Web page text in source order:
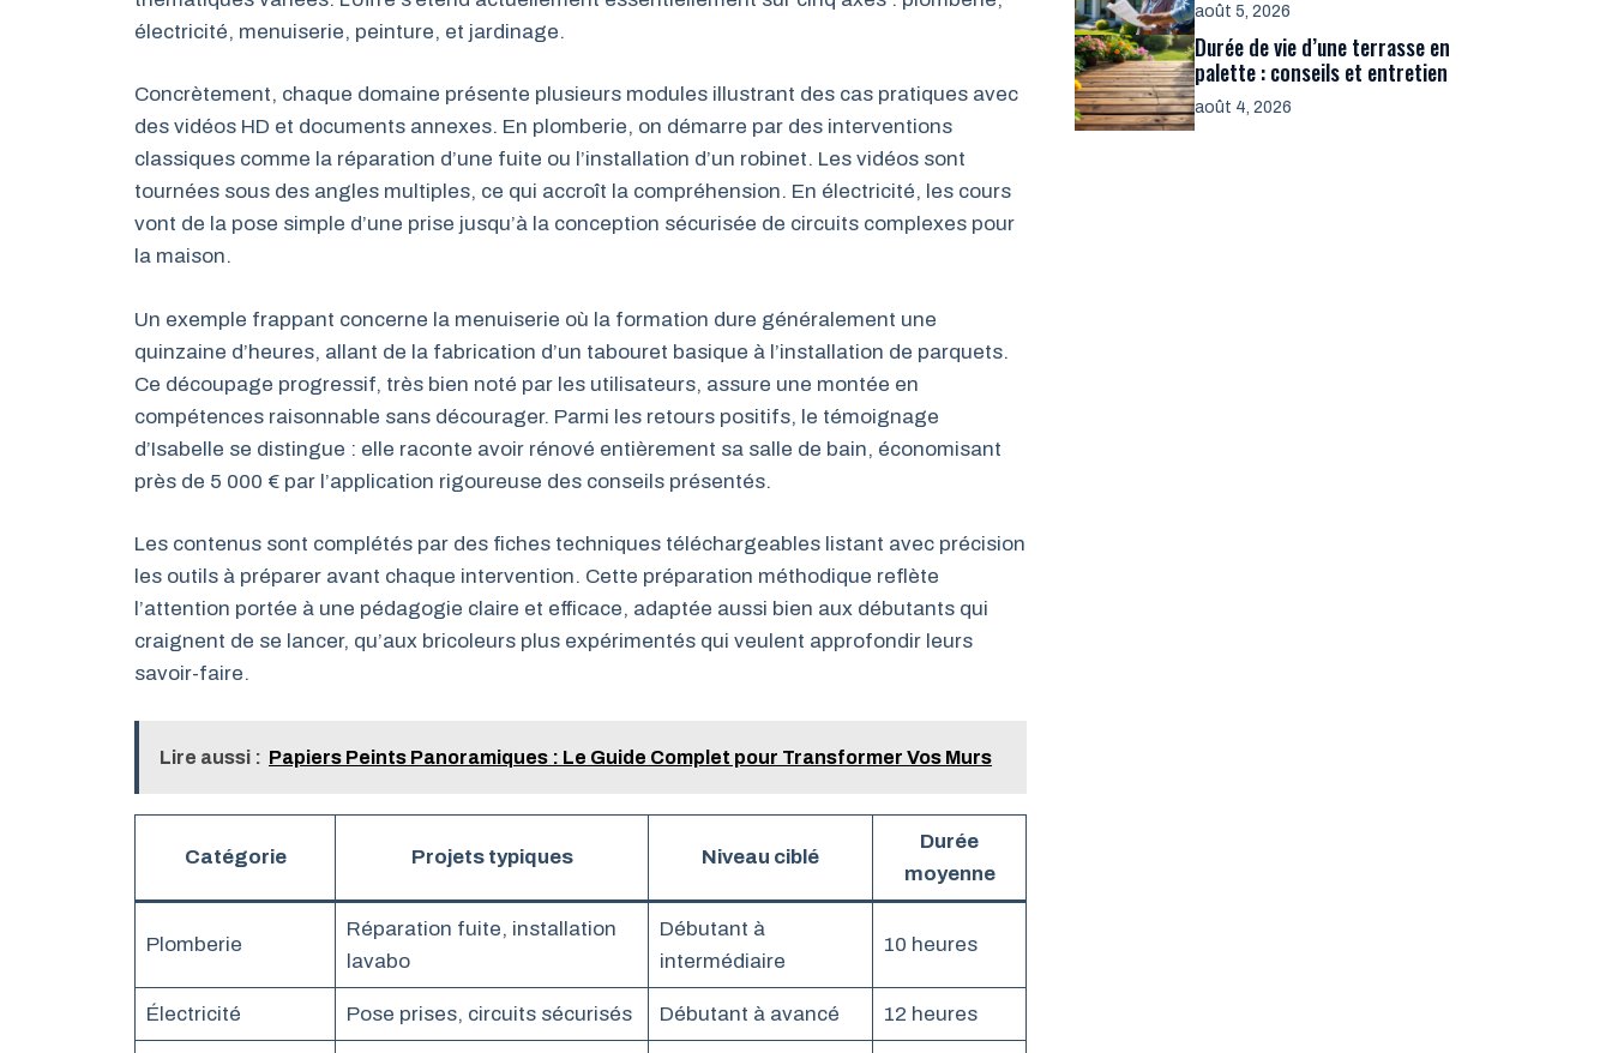
électricité, menuiserie, peinture, et jardinage.
Concrètement, chaque domaine présente plusieurs modules illustrant des cas pratiques avec
des vidéos HD et documents annexes. En plomberie, on démarre par des interventions
classiques comme la réparation d’une fuite ou l’installation d’un robinet. Les vidéos sont
tournées sous des angles multiples, ce qui accroît la compréhension. En électricité, les cours
vont de la pose simple d’une prise jusqu’à la conception sécurisée de circuits complexes pour
la maison.
Un exemple frappant concerne la menuiserie où la formation dure généralement une
quinzaine d’heures, allant de la fabrication d’un tabouret basique à l’installation de parquets.
Ce découpage progressif, très bien noté par les utilisateurs, assure une montée en
compétences raisonnable sans décourager. Parmi les retours positifs, le témoignage
d’Isabelle se distingue : elle raconte avoir rénové entièrement sa salle de bain, économisant
près de 5 000 € par l’application rigoureuse des conseils présentés.
Les contenus sont complétés par des fiches techniques téléchargeables listant avec précision
les outils à préparer avant chaque intervention. Cette préparation méthodique reflète
l’attention portée à une pédagogie claire et efficace, adaptée aussi bien aux débutants qui
craignent de se lancer, qu’aux bricoleurs plus expérimentés qui veulent approfondir leurs
savoir-faire.
Lire aussi : Papiers Peints Panoramiques : Le Guide Complet pour Transformer Vos Murs
Catégorie Projets typiques Niveau ciblé
Durée
moyenne
Plomberie
Réparation fuite, installation
lavabo
Débutant à
intermédiaire
10 heures
Électricité Pose prises, circuits sécurisés Débutant à avancé 12 heures
août 5, 2026
Durée de vie d’une terrasse en
palette : conseils et entretien
août 4, 2026